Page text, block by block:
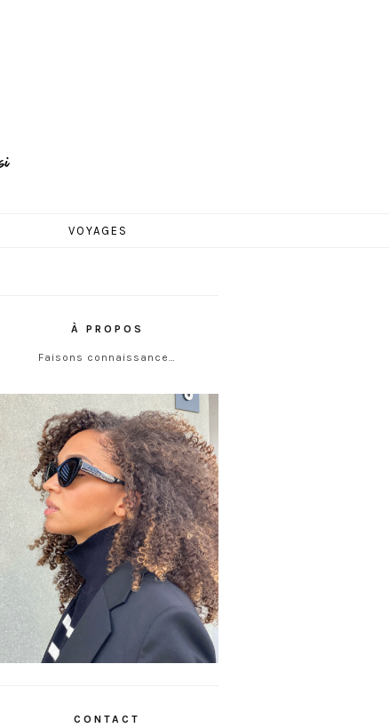
VOYAGES
À PROPOS
Faisons connaissance…
CONTACT